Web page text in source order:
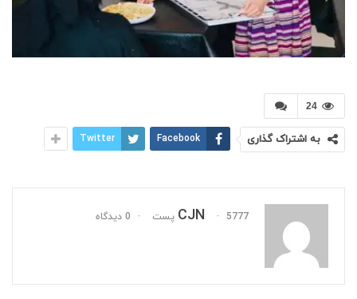
24
به اشتراک گذاری Facebook
Twitter
CJN 5777 پست 0 دیدگاه